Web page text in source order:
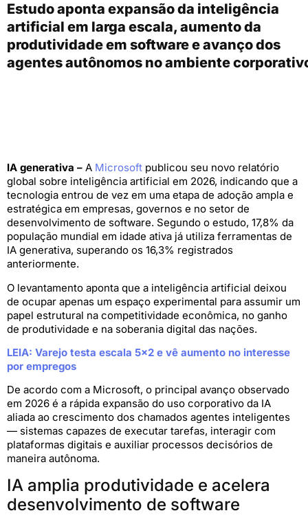
Estudo aponta expansão da inteligência
artificial em larga escala, aumento da
produtividade em software e avanço dos
agentes autônomos no ambiente
IA generativa – A Microsoft publicou seu novo relatório
global sobre inteligência artificial em 2026, indicando que a
tecnologia entrou de vez em uma etapa de adoção ampla e
estratégica em empresas, governos e no setor de
desenvolvimento de software. Segundo o estudo, 17,8% da
população mundial em idade ativa já utiliza ferramentas de
IA generativa, superando os 16,3% registrados
anteriormente.
O levantamento aponta que a inteligência artificial deixou
de ocupar apenas um espaço experimental para assumir um
papel estrutural na competitividade econômica, no ganho
de produtividade e na soberania digital das nações.
LEIA: Varejo testa escala 5×2 e vê aumento no interesse
por empregos
De acordo com a Microsoft, o principal avanço observado
em 2026 é a rápida expansão do uso corporativo da IA
aliada ao crescimento dos chamados agentes inteligentes
— sistemas capazes de executar tarefas, interagir com
plataformas digitais e auxiliar processos decisórios de
maneira autônoma.
IA amplia produtividade e acelera
desenvolvimento de software